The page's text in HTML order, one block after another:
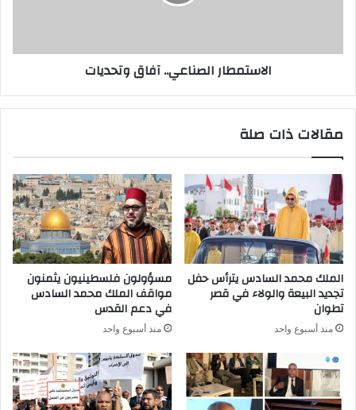
الاستمطار الصناعي.. آفاق وتحديات
مقالات ذات صلة
الملك محمد السادس يترأس حفل
تجديد البيعة والولاء في قصر
تطوان
منذ أسبوع واحد
مسؤولون فلسطينيون يثمنون
مواقف الملك محمد السادس
في دعم القدس
منذ أسبوع واحد